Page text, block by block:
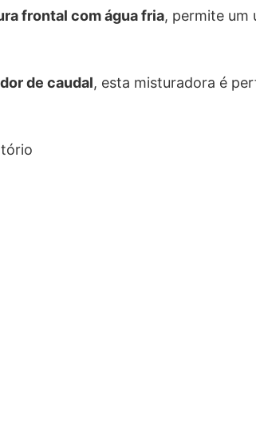
frontal com água fria, permite um
de caudal, esta misturadora é